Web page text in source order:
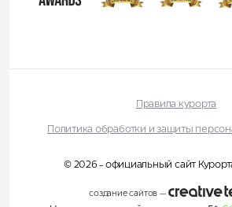
Правила курорта
Политика обработки и защиты
© 2026 - официальный сайт
создание сайтов—